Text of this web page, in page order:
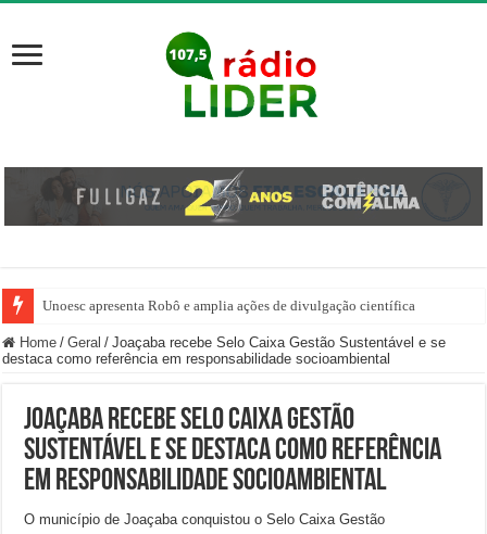
Unoesc apresenta Robô e amplia ações de divulgação científica
Família venezuelana percorre mais de 100 km, paga aluguel adiantado e
Home / Geral / Joaçaba recebe Selo Caixa Gestão Sustentável e se
destaca como referência em responsabilidade socioambiental
Joaçaba recebe Selo Caixa Gestão
Sustentável e se destaca como referência
em responsabilidade socioambiental
O município de Joaçaba conquistou o Selo Caixa Gestão